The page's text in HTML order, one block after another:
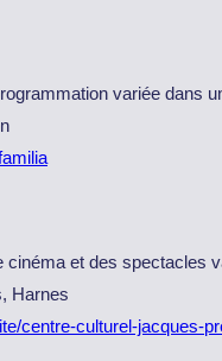
variée dans
cinéma et des spectacles
Harnes
centre-culturel-jacques-